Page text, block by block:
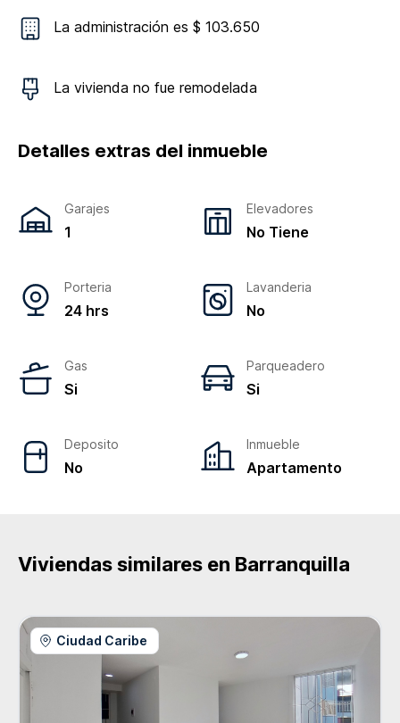
La administración es $ 103.650
La vivienda no fue remodelada
Detalles extras del inmueble
Garajes
1
Elevadores
No Tiene
Porteria
24 hrs
Lavanderia
No
Gas
Si
Parqueadero
Si
Deposito
No
Inmueble
Apartamento
Viviendas similares en Barranquilla
Ciudad Caribe